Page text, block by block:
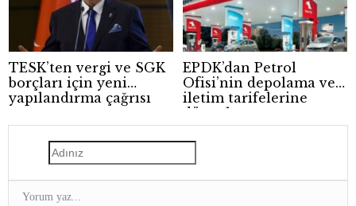
TESK’ten vergi ve SGK
borçları için yeni
yapılandırma çağrısı
EPDK’dan Petrol
Ofisi’nin depolama ve
iletim tarifelerine
düzenleme